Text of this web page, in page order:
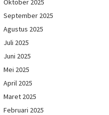
Oktober 2025
September 2025
Agustus 2025
Juli 2025
Juni 2025
Mei 2025
April 2025
Maret 2025
Februari 2025